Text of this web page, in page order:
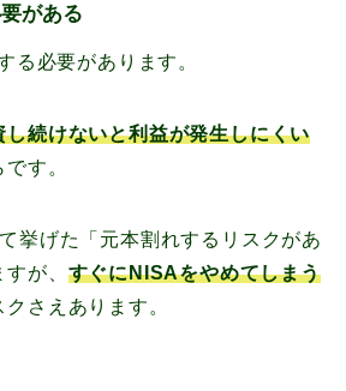
がある
る必要があります。
続けないと利益が発生しにくい
す。
挙げた「元本割れするリスクがあ
が、 すぐにNISAをやめてしまう
さえあります。